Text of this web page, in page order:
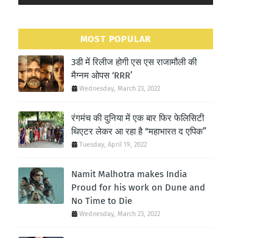
MOST POPULAR
3डी में रिलीज होगी एस एस राजामौली की
मैग्नम ओपस ‘RRR’
Wednesday, March 23, 2022
रंगमंच की दुनिया में एक बार फिर फेलिसिटी
थिएटर लेकर आ रहा है “महाभारत द एपिक”
Tuesday, April 19, 2022
Namit Malhotra makes India
Proud for his work on Dune and
No Time to Die
Wednesday, March 23, 2022